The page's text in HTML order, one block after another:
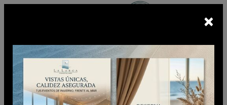
Escuchá
BUNKER FM
En vivo
×